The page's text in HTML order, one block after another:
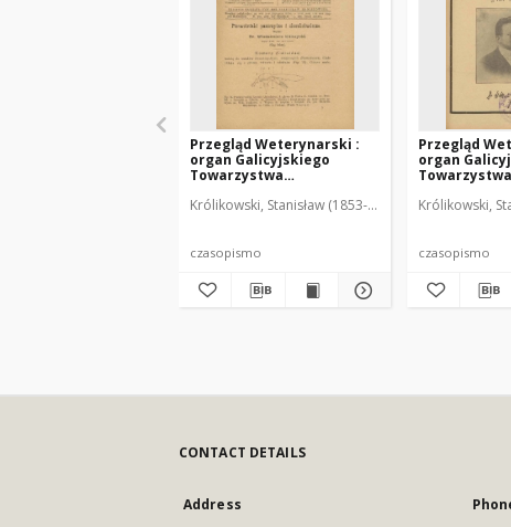
Przegląd Weterynarski :
organ Galicyjskiego
Towarzystwa
czasopismo poświęcone
Królikowski, Stanisław (1853-1924). Red.
czasopismo
Przegląd
organ
Towarzystwa
czasopismo
Królikowski,
czasopismo
CONTACT DETAILS
Address